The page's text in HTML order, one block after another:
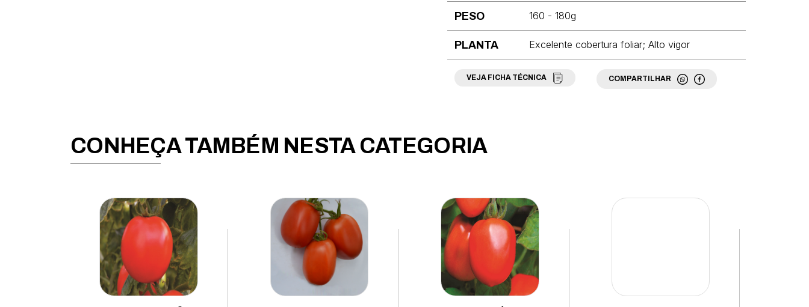
Cenoura
Couve
Couve-chinesa
Couve-flor
Couve-rábano
PESO 160 - 180g
PLANTA Excelente cobertura foliar; Alto vigor
VEJA FICHA TÉCNICA COMPARTILHAR
CONHEÇA TAMBÉM NESTA CATEGORIA